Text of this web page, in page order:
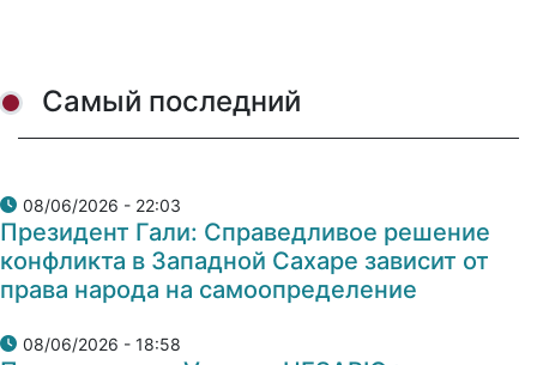
Самый последний
08/06/2026 - 22:03
Президент Гали: Справедливое решение
конфликта в Западной Сахаре зависит от
права народа на самоопределение
08/06/2026 - 18:58